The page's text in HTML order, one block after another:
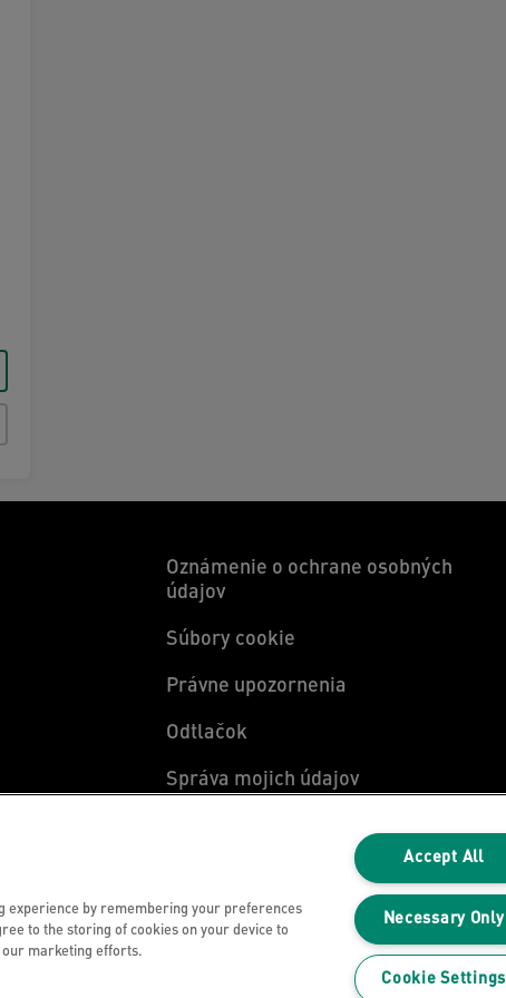
Oznámenie o ochrane osobných
údajov
Súbory cookie
Právne upozornenia
Odtlačok
Správa mojich údajov
experience by remembering your preferences
to the storing of cookies on your device to
our marketing efforts.
Accept All
Necessary Only
Cookie Settings